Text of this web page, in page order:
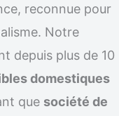
reconnue pour
Notre
depuis plus de 10
domestiques
que société de